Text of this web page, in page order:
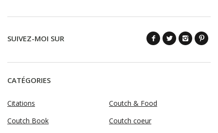
SUIVEZ-MOI SUR
CATÉGORIES
Citations
Coutch & Food
Coutch Book
Coutch coeur